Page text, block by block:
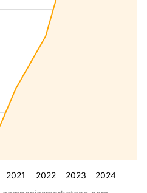
2021 2022 2023 2024